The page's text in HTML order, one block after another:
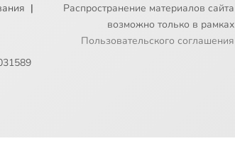
|
Распространение материалов сайта
возможно только в рамках
Пользовательского соглашения